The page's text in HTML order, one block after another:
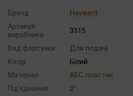
Бренд
Hayward
Артикул
виробника
3315
Вид форсунки
Для подачі
Колір
Білий
Матеріал
АБС-пластик
Під’єднання
2"